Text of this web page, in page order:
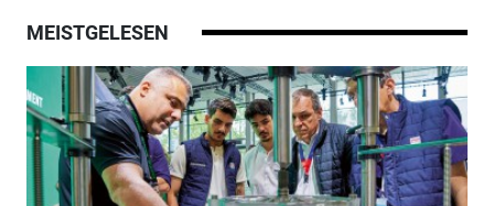
MEISTGELESEN